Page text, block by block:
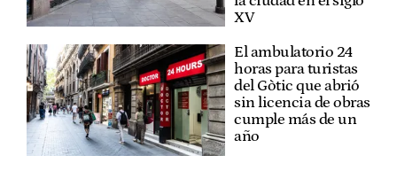
XV
El ambulatorio 24
horas para turistas
del Gòtic que abrió
sin licencia de obras
cumple más de un
año